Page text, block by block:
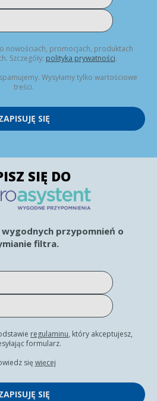
nowościach, promocjach, produktach
Szczegóły: polityka prywatności.
Wysyłamy tylko wartościowe
treści.
SIĘ
SIĘ DO
wygodnych przypomnień o
filtra.
regulaminu, który akceptujesz,
formularz.
się więcej
SIĘ